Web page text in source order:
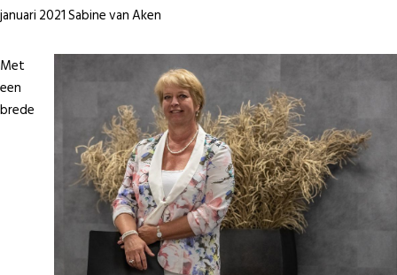
januari 2021 Sabine van Aken
Met
een
brede